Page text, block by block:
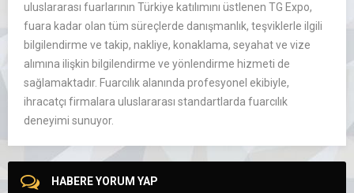
uluslararası fuarlarının Türkiye katılımını üstlenen TG Expo,
fuara kadar olan tüm süreçlerde danışmanlık, teşviklerle ilgili
bilgilendirme ve takip, nakliye, konaklama, seyahat ve vize
alımına ilişkin bilgilendirme ve yönlendirme hizmeti de
sağlamaktadır. Fuarcılık alanında profesyonel ekibiyle,
ihracatçı firmalara uluslararası standartlarda fuarcılık
deneyimi sunuyor.
HABERE YORUM YAP